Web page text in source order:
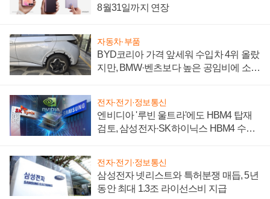
8월31일까지 연장
자동차·부품
BYD코리아 가격 앞세워 수입차 4위 올랐
지만, BMW·벤츠보다 높은 공임비에 소비
전자·전기·정보통신
엔비디아 '루빈 울트라'에도 HBM4 탑재
검토, 삼성전자·SK하이닉스 HBM4 수율
전자·전기·정보통신
삼성전자 넷리스트와 특허분쟁 매듭, 5년
동안 최대 1.3조 라이선스비 지급